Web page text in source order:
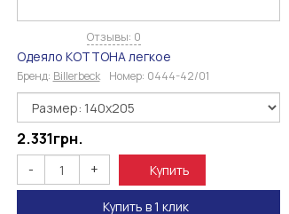
Отзывы: 0
Одеяло КОТТОНА легкое
Бренд: Billerbeck Номер: 0444-42/01
2.331грн.
- + Купить
Купить в 1 клик